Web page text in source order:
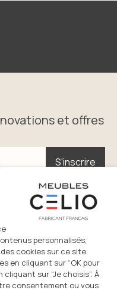
et offres
S'inscrire
S'inscrire
la politique de